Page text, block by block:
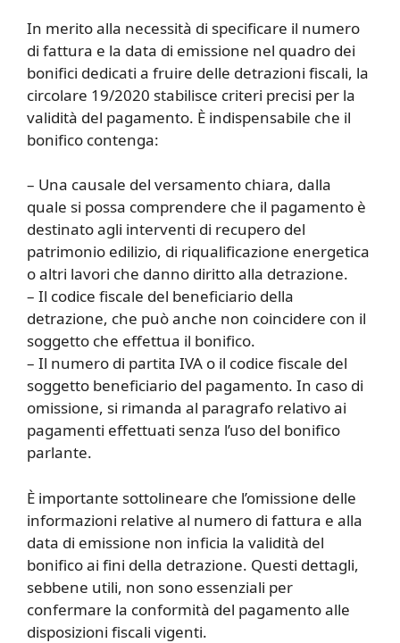
In merito alla necessità di specificare il numero
di fattura e la data di emissione nel quadro dei
bonifici dedicati a fruire delle detrazioni fiscali, la
circolare 19/2020 stabilisce criteri precisi per la
validità del pagamento. È indispensabile che il
bonifico contenga:
– Una causale del versamento chiara, dalla
quale si possa comprendere che il pagamento è
destinato agli interventi di recupero del
patrimonio edilizio, di riqualificazione energetica
o altri lavori che danno diritto alla detrazione.
– Il codice fiscale del beneficiario della
detrazione, che può anche non coincidere con il
soggetto che effettua il bonifico.
– Il numero di partita IVA o il codice fiscale del
soggetto beneficiario del pagamento. In caso di
omissione, si rimanda al paragrafo relativo ai
pagamenti effettuati senza l’uso del bonifico
parlante.
È importante sottolineare che l’omissione delle
informazioni relative al numero di fattura e alla
data di emissione non inficia la validità del
bonifico ai fini della detrazione. Questi dettagli,
sebbene utili, non sono essenziali per
confermare la conformità del pagamento alle
disposizioni fiscali vigenti.